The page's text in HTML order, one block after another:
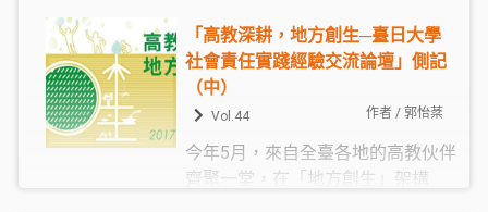
千葉大學的鈴木雅之副教授、田島
翔太助理教授互動，交流彼此參與
大學社會責任工作的實踐經驗。
「高教深耕，地方創生─臺日大學
社會責任實踐經驗交流論壇」側記
（中）
Vol.44 作者 / 郭怡棻
今年5月，來自全臺各地的高教伙伴
齊聚一堂，在「地方創生」架構